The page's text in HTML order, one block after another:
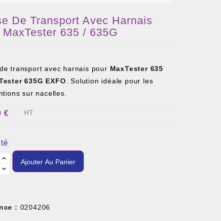
De Transport Avec Harnais
MaxTester 635 / 635G
transport avec harnais pour MaxTester 635
635G EXFO . Solution idéale pour les
sur nacelles.
€ HT
Ajouter Au Panier
: 0204206